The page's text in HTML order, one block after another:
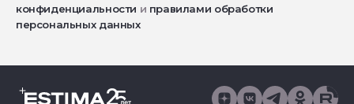
конфиденциальности и правилами обработки
персональных данных